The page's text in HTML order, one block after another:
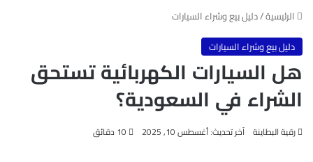
الرئيسية/دليل بيع وشراء السيارات
دليل بيع وشراء السيارات
هل السيارات الكهربائية تستحق
الشراء في السعودية؟
رقية البطاينة آخر تحديث: أغسطس 10, 2025